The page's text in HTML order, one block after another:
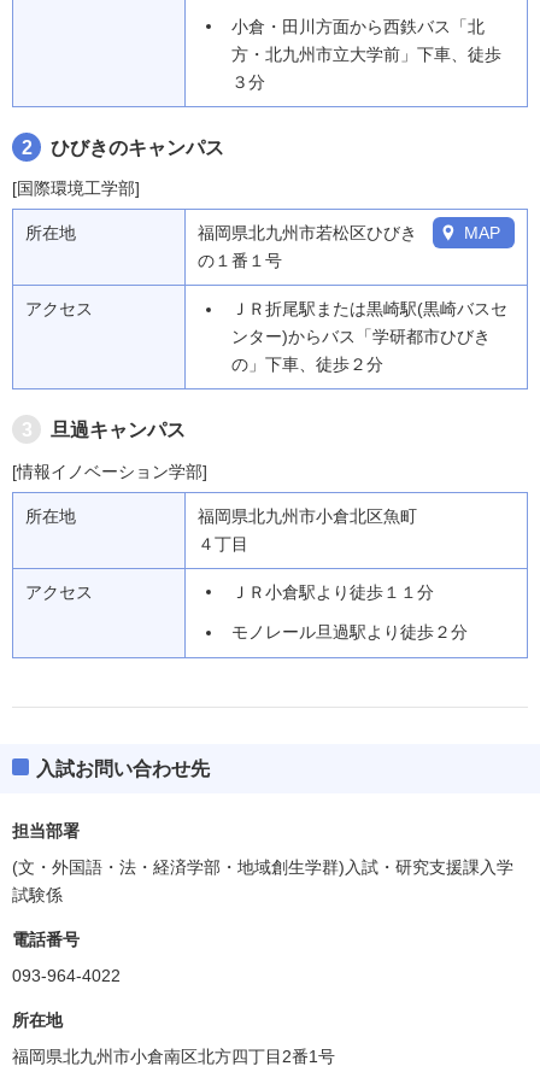
小倉・田川方面から西鉄バス「北
方・北九州市立大学前」下車、徒歩
３分
2 ひびきのキャンパス
[国際環境工学部]
所在地
福岡県北九州市若松区ひびき
の１番１号
MAP
アクセス
ＪＲ折尾駅または黒崎駅(黒崎バスセ
ンター)からバス「学研都市ひびき
の」下車、徒歩２分
3 旦過キャンパス
[情報イノベーション学部]
所在地
福岡県北九州市小倉北区魚町
４丁目
アクセス ＪＲ小倉駅より徒歩１１分
モノレール旦過駅より徒歩２分
入試お問い合わせ先
担当部署
(文・外国語・法・経済学部・地域創生学群)入試・研究支援課入学
試験係
電話番号
093-964-4022
所在地
福岡県北九州市小倉南区北方四丁目2番1号